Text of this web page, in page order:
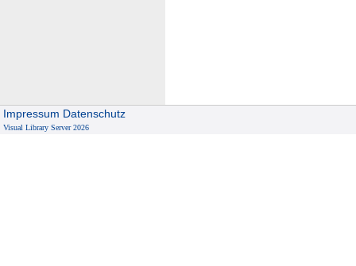
Impressum Datenschutz
Visual Library Server 2026